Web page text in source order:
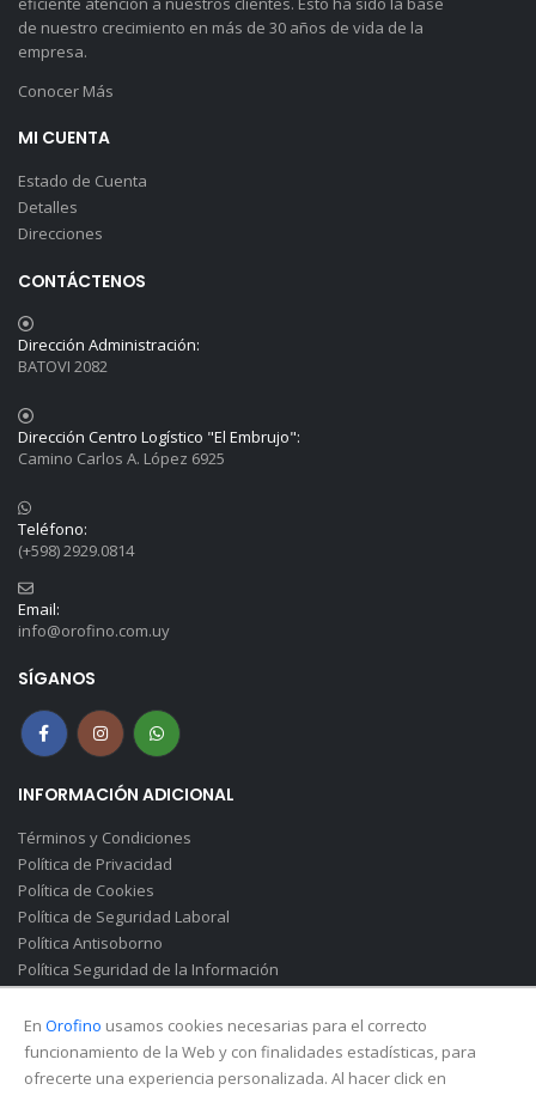
de nuestro crecimiento en más de 30 años de vida de la
empresa.
Conocer Más
MI CUENTA
Estado de Cuenta
Detalles
Direcciones
CONTÁCTENOS
Dirección Administración:
BATOVI 2082
Dirección Centro Logístico "El Embrujo":
Camino Carlos A. López 6925
Teléfono:
(+598) 2929.0814
Email:
info@orofino.com.uy
SÍGANOS
INFORMACIÓN ADICIONAL
Términos y Condiciones
Política de Privacidad
Política de Cookies
Política de Seguridad Laboral
Política Antisoborno
Política Seguridad de la Información
Canal de Denuncias(Soborno)
En Orofino usamos cookies necesarias para el correcto
funcionamiento de la Web y con finalidades estadísticas, para
ofrecerte una experiencia personalizada. Al hacer click en